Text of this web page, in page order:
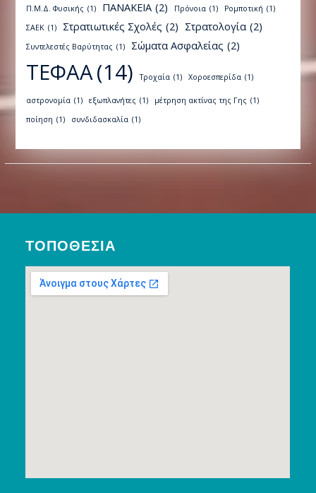
Π.Μ.Δ. Φυσικής (1) ΠΑΝΑΚΕΙΑ (2) Πρόνοια (1) Ρομποτική (1)
ΣΑΕΚ (1) Στρατιωτικές Σχολές (2) Στρατολογία (2)
Συντελεστές Βαρύτητας (1) Σώματα Ασφαλείας (2)
ΤΕΦΑΑ(14) Τροχαία (1) Χοροεσπερίδα (1)
αστρονομία (1) εξωπλανήτες (1) μέτρηση ακτίνας της Γης (1)
ποίηση (1) συνδιδασκαλία (1)
ΤΟΠΟΘΕΣΊΑ